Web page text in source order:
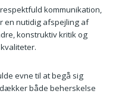
kommunikation,
en nutidig afspejling af
konstruktiv kritik og
evne til at begå sig
både beherskelse